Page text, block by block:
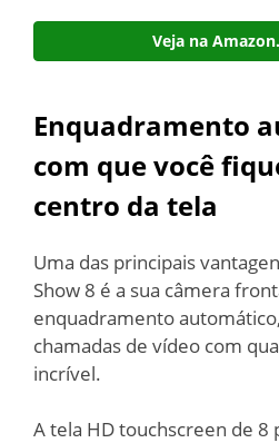
Veja na
Enquadramento
com que você
centro da tela
Uma das principais
Show 8 é a sua câmera
enquadramento
chamadas de vídeo com
incrível.
A tela HD touchscreen de 8